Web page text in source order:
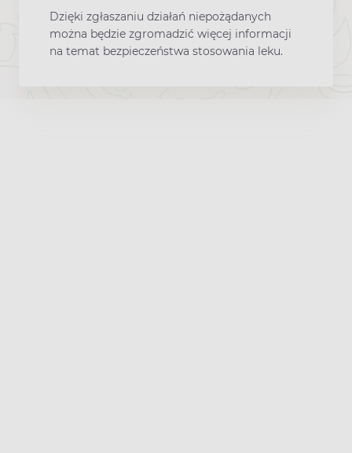
Dzięki zgłaszaniu działań niepożądanych
można będzie zgromadzić więcej informacji
na temat bezpieczeństwa stosowania leku.